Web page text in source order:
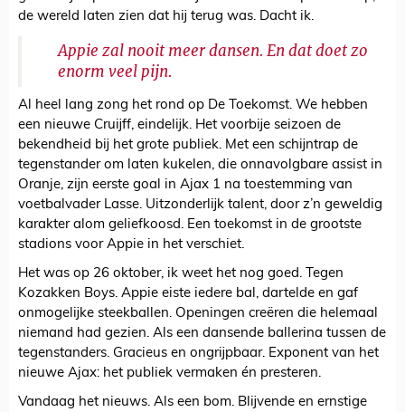
de wereld laten zien dat hij terug was. Dacht ik.
Appie zal nooit meer dansen. En dat doet zo
enorm veel pijn.
Al heel lang zong het rond op De Toekomst. We hebben
een nieuwe Cruijff, eindelijk. Het voorbije seizoen de
bekendheid bij het grote publiek. Met een schijntrap de
tegenstander om laten kukelen, die onnavolgbare assist in
Oranje, zijn eerste goal in Ajax 1 na toestemming van
voetbalvader Lasse. Uitzonderlijk talent, door z’n geweldig
karakter alom geliefkoosd. Een toekomst in de grootste
stadions voor Appie in het verschiet.
Het was op 26 oktober, ik weet het nog goed. Tegen
Kozakken Boys. Appie eiste iedere bal, dartelde en gaf
onmogelijke steekballen. Openingen creëren die helemaal
niemand had gezien. Als een dansende ballerina tussen de
tegenstanders. Gracieus en ongrijpbaar. Exponent van het
nieuwe Ajax: het publiek vermaken én presteren.
Vandaag het nieuws. Als een bom. Blijvende en ernstige